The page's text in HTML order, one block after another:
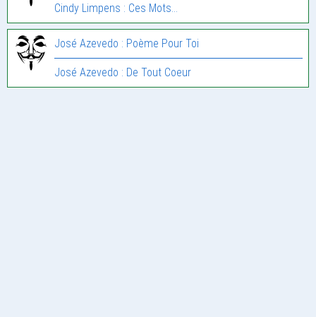
Cindy Limpens : Ces Mots…
José Azevedo : Poème Pour Toi
José Azevedo : De Tout Coeur